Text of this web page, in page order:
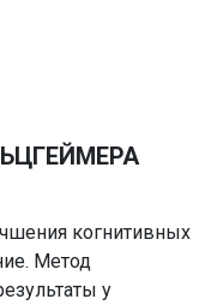
когнитивных
Метод
у